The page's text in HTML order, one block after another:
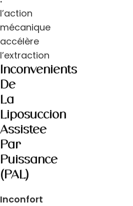
l’action
mécanique
accélère
l’extraction
Inconvénients
De
La
Liposuccion
Assistée
Par
Puissance
(PAL)
Inconfort